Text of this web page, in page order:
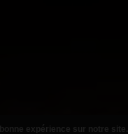
expérience sur notre site.